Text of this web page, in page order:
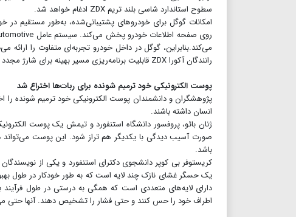
سطوح استاندارد شاسی بلند تریم ZDX ادغام خواهد شد.
رانندگان آکورا ZDX قابلیت برنامه‌ریزی مسیر بهینه برای شارژ مجدد و یافتن ایستگاه‌های شارژ در طول مسیر را ارائه می‌دهد.
پوست الکترونیکی خود ترمیم‌ شونده برای ربات‌‌ها اختراع شد
پژوهشگران و دانشمندان پوست الکترونیکی خود ترمیم‌ شونده
انسان داشته باشند.
ژنان بائو، پروفسور دانشگاه استنفورد و تیمش یک پوست
صورت آسیب دیدگی با یکدیگر هم تراز شود. این پوست
باشد.
کریستوفر بی کوپر دانشجوی دکترای استنفورد و یکی از
یک حسگر غشای نازک چند لایه است که به طور خودکار در طول
دارای لایه‌های متعددی است که همگی به درستی در طول فرآیند
اطراف خود را حس کنند و حتی فشار را تشخیص دهند. آنها حتی